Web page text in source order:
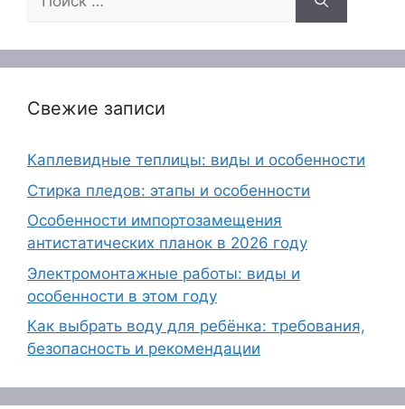
Свежие записи
Каплевидные теплицы: виды и особенности
Стирка пледов: этапы и особенности
Особенности импортозамещения
антистатических планок в 2026 году
Электромонтажные работы: виды и
особенности в этом году
Как выбрать воду для ребёнка: требования,
безопасность и рекомендации